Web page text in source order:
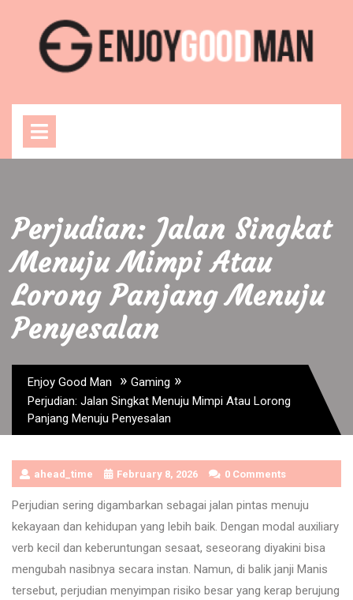
content
Perjudian: Jalan Singkat
Menuju Mimpi Atau
Lorong Panjang Menuju
Penyesalan
Enjoy Good Man » Gaming »
Perjudian: Jalan Singkat Menuju Mimpi Atau Lorong
Panjang Menuju Penyesalan
ahead_time February 8, 2026 0 Comments
Perjudian sering digambarkan sebagai jalan pintas menuju
kekayaan dan kehidupan yang lebih baik. Dengan modal auxiliary
verb kecil dan keberuntungan sesaat, seseorang diyakini bisa
mengubah nasibnya secara instan. Namun, di balik janji Manis
tersebut, perjudian menyimpan risiko besar yang kerap berujung